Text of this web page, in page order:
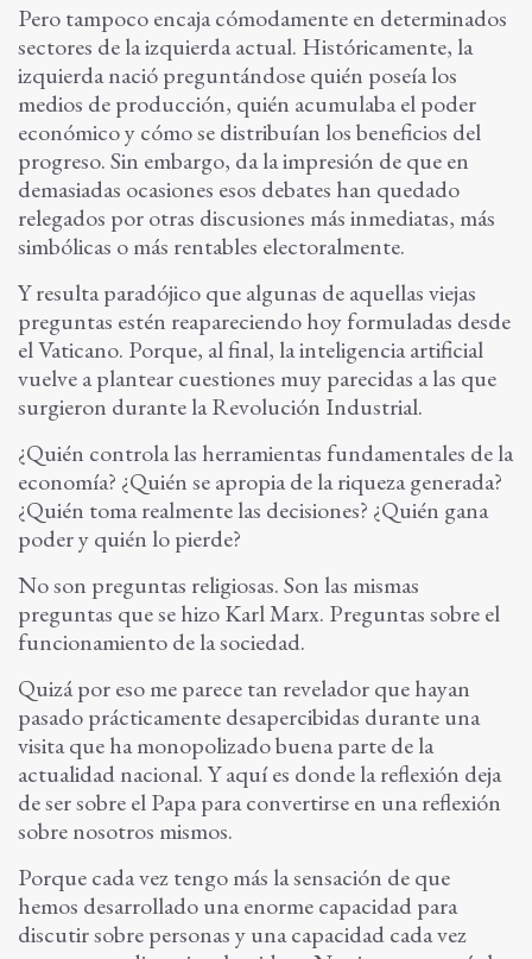
Pero tampoco encaja cómodamente en determinados
sectores de la izquierda actual. Históricamente, la
izquierda nació preguntándose quién poseía los
medios de producción, quién acumulaba el poder
económico y cómo se distribuían los beneficios del
progreso. Sin embargo, da la impresión de que en
demasiadas ocasiones esos debates han quedado
relegados por otras discusiones más inmediatas, más
simbólicas o más rentables electoralmente.
Y resulta paradójico que algunas de aquellas viejas
preguntas estén reapareciendo hoy formuladas desde
el Vaticano. Porque, al final, la inteligencia artificial
vuelve a plantear cuestiones muy parecidas a las que
surgieron durante la Revolución Industrial.
¿Quién controla las herramientas fundamentales de la
economía? ¿Quién se apropia de la riqueza generada?
¿Quién toma realmente las decisiones? ¿Quién gana
poder y quién lo pierde?
No son preguntas religiosas. Son las mismas
preguntas que se hizo Karl Marx. Preguntas sobre el
funcionamiento de la sociedad.
Quizá por eso me parece tan revelador que hayan
pasado prácticamente desapercibidas durante una
visita que ha monopolizado buena parte de la
actualidad nacional. Y aquí es donde la reflexión deja
de ser sobre el Papa para convertirse en una reflexión
sobre nosotros mismos.
Porque cada vez tengo más la sensación de que
hemos desarrollado una enorme capacidad para
discutir sobre personas y una capacidad cada vez